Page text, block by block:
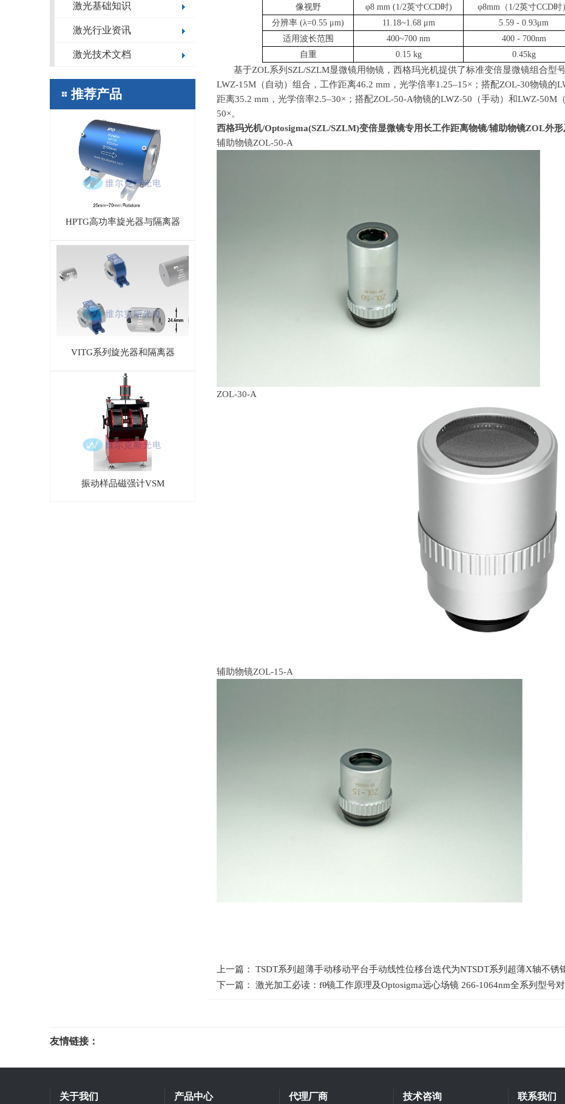
激光基础知识
激光行业资讯
激光技术文档
推荐产品
HPTG高功率旋光器与隔离器
VITG系列旋光器和隔离器
振动样品磁强计VSM
像视野
φ8 mm (1/2英寸CCD时) φ8mm（1/2英寸CCD时）
分辨率 (λ=0.55 μm)
11.18~1.68 μm 5.59 - 0.93μm
适用波长范围
400~700 nm 400 - 700nm
自重
0.15 kg 0.45kg
基于ZOL系列 SZL/SZLM显微镜用物镜，西格玛光机提供了标准变倍显微镜组合型
LWZ-15M （自动）组合，工作距离46.2 mm ，光学倍率1.25–15× ；搭配ZOL-30物镜的
距离35.2 mm ，光学倍率2.5–30× ；搭配ZOL-50-A物镜的LWZ-50 （手动）和LWZ-50M
50×。
西格玛光机/Optosigma(SZL/SZLM)变倍显微镜专用长工作距离物镜/辅助物镜ZOL外形
辅助物镜ZOL-50-A
ZOL-30-A
辅助物镜ZOL-15-A
上一篇： TSDT系列超薄手动移动平台手动线性位移台迭代为NTSDT系列超薄X轴不锈
下一篇： 激光加工必读：fθ镜工作原理及Optosigma远心场镜 266-1064nm全系列型号
友情链接：
关于我们 产品中心 代理厂商 技术咨询 联系我们